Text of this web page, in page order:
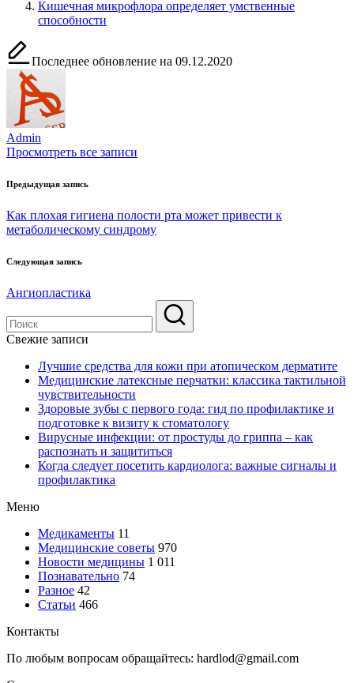
Кишечная микрофлора определяет умственные
способности
Последнее обновление на 09.12.2020
Admin
Просмотреть все записи
Навигация
по
записям
Предыдущая запись
Как плохая гигиена полости рта может привести к
метаболическому синдрому
Следующая запись
Ангиопластика
Свежие записи
Лучшие средства для кожи при атопическом дерматите
Медицинские латексные перчатки: классика тактильной
чувствительности
Здоровые зубы с первого года: гид по профилактике и
подготовке к визиту к стоматологу
Вирусные инфекции: от простуды до гриппа – как
распознать и защититься
Когда следует посетить кардиолога: важные сигналы и
профилактика
Меню
Медикаменты 11
Медицинские советы 970
Новости медицины 1 011
Познавательно 74
Разное 42
Статьи 466
Контакты
По любым вопросам обращайтесь: hardlod@gmail.com